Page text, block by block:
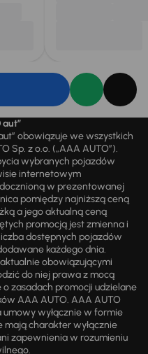
aut”
obowiązuje we wszystkich
Sp. z o.o. („AAA AUTO”).
wybranych pojazdów
internetowym
w prezentowanej
pomiędzy najniższą ceną
a jego aktualną ceną
promocją jest zmienna i
dostępnych pojazdów
każdego dnia.
obowiązującymi
do niej prawa z mocą
zasadach promocji udzielane
AAA AUTO. AAA AUTO
wyłącznie w formie
charakter wyłącznie
zapewnienia w rozumieniu